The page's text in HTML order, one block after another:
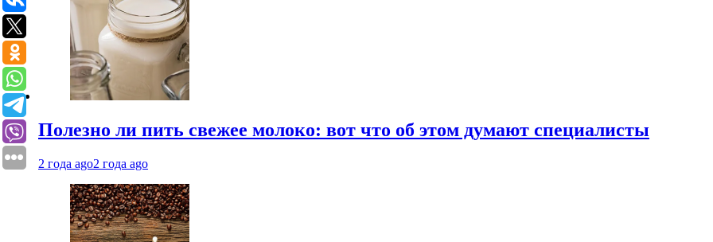
Полезно ли пить свежее молоко: вот что об этом думают специалисты
2 года ago2 года ago